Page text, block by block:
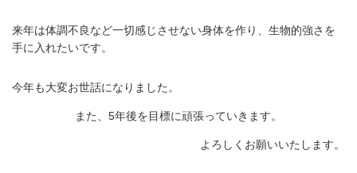
来年は体調不良など一切感じさせない身体を作り、生物的強さを
手に入れたいです。
今年も大変お世話になりました。
また、5年後を目標に頑張っていきます。
よろしくお願いいたします。